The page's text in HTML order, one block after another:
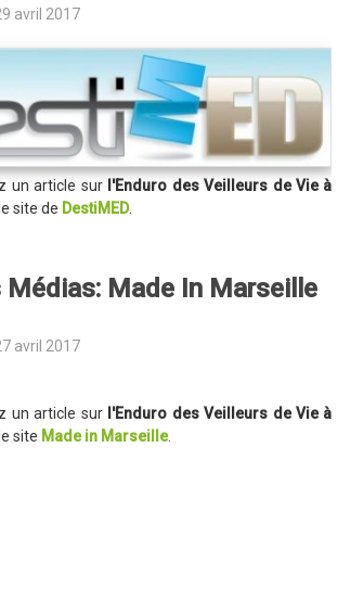
avril 2017
un article sur l'Enduro des Veilleurs de Vie à
site de DestiMED.
Médias: Made In Marseille
avril 2017
un article sur l'Enduro des Veilleurs de Vie à
site Made in Marseille.